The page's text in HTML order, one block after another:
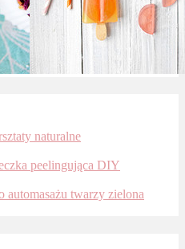
naturalne
peelingująca DIY
automasażu twarzy zielona